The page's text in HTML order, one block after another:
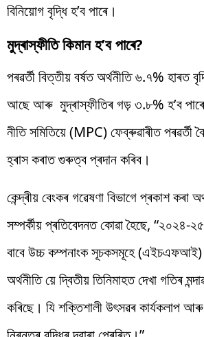
বিনিয়োগ বৃদ্ধি হ’ব পাৰে।
মুদ্ৰাস্ফীতি কিমান হ’ব পাৰে?
পৰৱৰ্তী বিত্তীয় বৰ্ষত অৰ্থনীতি ৬.৭% হাৰত
আছে আৰু মুদ্ৰাস্ফীতিৰ গড় ৩.৮% হ’ব
নীতি সমিতিয়ে (MPC) ফেব্ৰুৱাৰীত পৰৱৰ্তী
হ্ৰাস কৰাত গুৰুত্ব প্ৰদান কৰিব।
কেন্দ্ৰীয় বেংকৰ গৱেষণা বিভাগে প্ৰকাশ কৰা
সম্পৰ্কীয় প্ৰতিবেদনত কোৱা হৈছে, “২০২৪-২৫
বাবে উচ্চ কম্পনাংক সূচকসমূহে (এইচএফআই)
অৰ্থনীতি য়ে দ্বিতীয় তিনিমাহত দেখা গতিৰ
কৰিছে। যি শক্তিশালী উৎসৱৰ কাৰ্যকলাপ আৰু